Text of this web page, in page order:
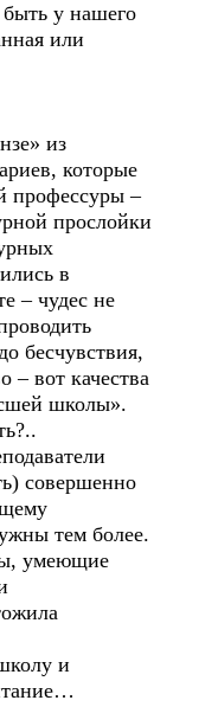
у нашего
или
из
которые
профессуры –
прослойки
в
– чудес не
бесчувствия,
– вот качества
школы».
совершенно
тем более.
умеющие
и